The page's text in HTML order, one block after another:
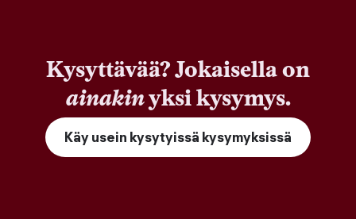
Kysyttävää? Jokaisella on
ainakinyksi kysymys.
Käy usein kysytyissä kysymyksissä